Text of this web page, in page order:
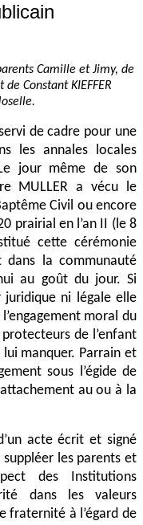
Camille et Jimy, de
Constant KIEFFER
de cadre pour une
les annales locales
jour même de son
MULLER a vécu le
Civil ou encore
prairial en l’an II (le 8
cette cérémonie
dans la communauté
au goût du jour. Si
juridique ni légale elle
moral du
de l’enfant
manquer. Parrain et
sous l’égide de
au ou à la
acte écrit et signé
les parents et
des Institutions
dans les valeurs
fraternité à l’égard de